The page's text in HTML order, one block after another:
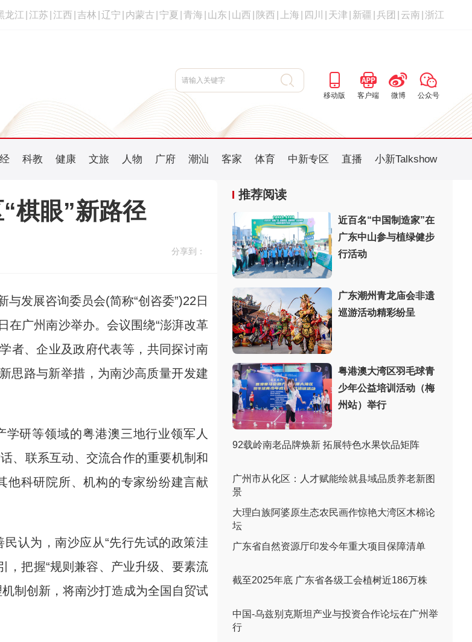
龙江 江苏 江西 吉林 辽宁 内蒙古 宁夏 青海 山东 山西 陕西 上海 四川 天津 新疆 兵团 云南 浙江
移动版 客户端 微博 公众号
科教 健康 文旅 人物 广府 潮汕 客家 体育 中新专区 直播 小新Talkshow
棋眼”新路径
分享到：
发展咨询委员会(简称“创咨委”)22日
在广州南沙举办。会议围绕“澎湃改革
者、企业及政府代表等，共同探讨南
思路与新举措，为南沙高质量开发建
研等领域的粤港澳三地行业领军人
、联系互动、交流合作的重要机制和
他科研院所、机构的专家纷纷建言献
认为，南沙应从“先行先试的政策洼
，把握“规则兼容、产业升级、要素流
制创新，将南沙打造成为全国自贸试
推荐阅读
近百名“中国制造家”在
广东中山参与植绿健步
行活动
广东潮州青龙庙会非遗
巡游活动精彩纷呈
粤港澳大湾区羽毛球青
少年公益培训活动（梅
州站）举行
92载岭南老品牌焕新 拓展特色水果饮品矩阵
广州市从化区：人才赋能绘就县域品质养老新图
景
大理白族阿婆原生态农民画作惊艳大湾区木棉论
坛
广东省自然资源厅印发今年重大项目保障清单
截至2025年底 广东省各级工会植树近186万株
中国-乌兹别克斯坦产业与投资合作论坛在广州举
行